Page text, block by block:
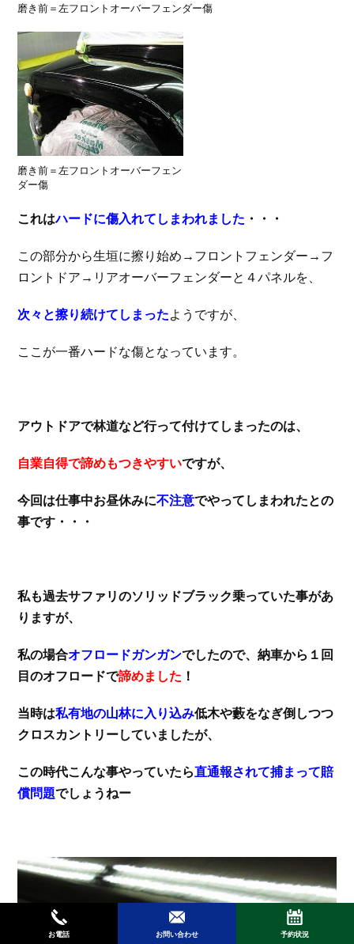
お電話 お問い合わせ 予約状況
磨き前＝左フロントオーバーフェンダー傷
磨き前＝左フロントオーバーフェン
ダー傷
これはハードに傷入れてしまわれました ・・・
この部分から生垣に擦り始め→フロントフェンダー→フ
ロントドア→リアオーバーフェンダーと４パネルを、
次々と擦り続けてしまったようですが、
ここが一番ハードな傷となっています。
アウトドアで林道など行って付けてしまったのは、
自業自得で諦めもつきやすいですが、
今回は仕事中お昼休みに不注意でやってしまわれたとの
事です・・・
私も過去サファリのソリッドブラック乗っていた事があ
りますが、
私の場合オフロードガンガンでしたので、納車から１回
目のオフロードで諦めました ！
当時は私有地の山林に入り込み低木や藪をなぎ倒しつつ
クロスカントリーしていましたが、
この時代こんな事やっていたら直通報されて捕まって賠
償問題でしょうねー